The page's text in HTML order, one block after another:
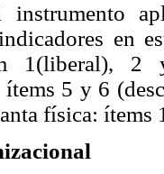
en
1(liberal), 2
5 y 6
física: ítems